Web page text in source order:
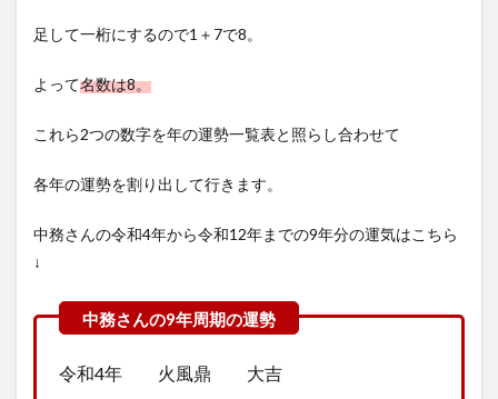
足して一桁にするので1＋7で8。
よって名数は8。
これら2つの数字を年の運勢一覧表と照らし合わせて
各年の運勢を割り出して行きます。
中務さんの令和4年から令和12年までの9年分の運気はこちら
↓
令和4年 火風鼎 大吉